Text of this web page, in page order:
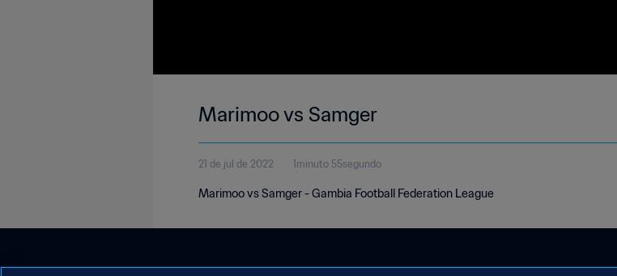
Marimoo vs Samger
21 de jul de 2022 1minuto 55segundo
Marimoo vs Samger - Gambia Football Federation League